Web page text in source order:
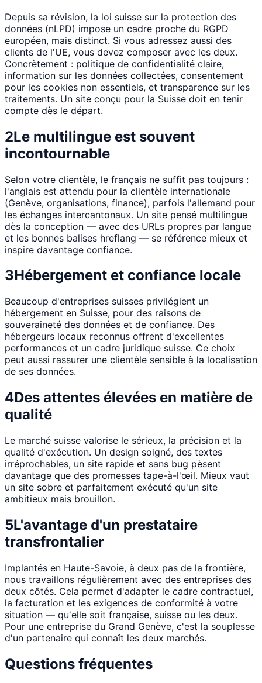
Depuis sa révision, la loi suisse sur la protection des
données (nLPD) impose un cadre proche du RGPD
européen, mais distinct. Si vous adressez aussi des
clients de l'UE, vous devez composer avec les deux.
Concrètement : politique de confidentialité claire,
information sur les données collectées, consentement
pour les cookies non essentiels, et transparence sur les
traitements. Un site conçu pour la Suisse doit en tenir
compte dès le départ.
2Le multilingue est souvent
incontournable
Selon votre clientèle, le français ne suffit pas toujours :
l'anglais est attendu pour la clientèle internationale
(Genève, organisations, finance), parfois l'allemand pour
les échanges intercantonaux. Un site pensé multilingue
dès la conception — avec des URLs propres par langue
et les bonnes balises hreflang — se référence mieux et
inspire davantage confiance.
3Hébergement et confiance locale
Beaucoup d'entreprises suisses privilégient un
hébergement en Suisse, pour des raisons de
souveraineté des données et de confiance. Des
hébergeurs locaux reconnus offrent d'excellentes
performances et un cadre juridique suisse. Ce choix
peut aussi rassurer une clientèle sensible à la localisation
de ses données.
4Des attentes élevées en matière de
qualité
Le marché suisse valorise le sérieux, la précision et la
qualité d'exécution. Un design soigné, des textes
irréprochables, un site rapide et sans bug pèsent
davantage que des promesses tape-à-l'œil. Mieux vaut
un site sobre et parfaitement exécuté qu'un site
ambitieux mais brouillon.
5L'avantage d'un prestataire
transfrontalier
Implantés en Haute-Savoie, à deux pas de la frontière,
nous travaillons régulièrement avec des entreprises des
deux côtés. Cela permet d'adapter le cadre contractuel,
la facturation et les exigences de conformité à votre
situation — qu'elle soit française, suisse ou les deux.
Pour une entreprise du Grand Genève, c'est la souplesse
d'un partenaire qui connaît les deux marchés.
Questions fréquentes